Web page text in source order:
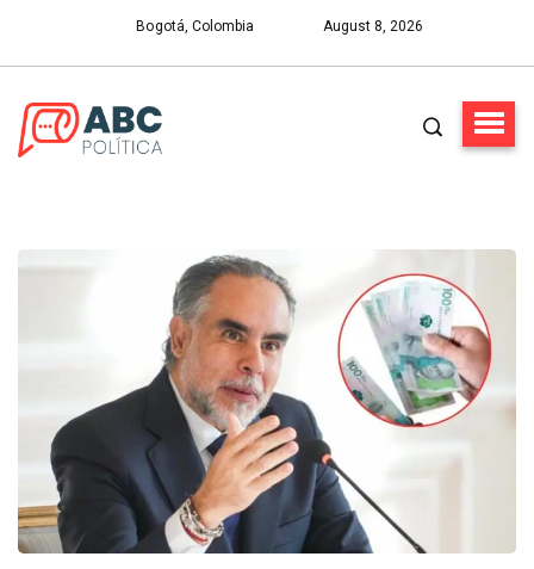
Bogotá, Colombia August 8, 2026